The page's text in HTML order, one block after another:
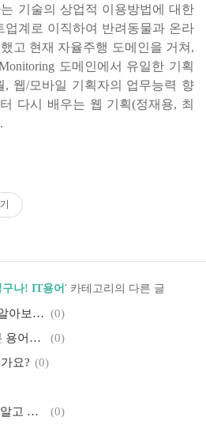
는 기술의 상업적 이용방법에 대한
업계로 이직하여 반려동물과 온라
고 현재 자율주행 도메인을 거쳐,
도메인에서 유일한 기획
, 웹/모바일 기획자의 업무능력 향
다시 배우는 웹 기획(정재용, 최
나! IT용어 ' 카테고리의 다른 글
#006.트랜잭션, 어디까지 알아보셨어요? (0)
#005.코호트 분석? 들어 본 용어인데, 잘 모르겠어요.
(0)
요? (0)
#002.매핑과 매칭의 차이, 알고 계세요?
(0)